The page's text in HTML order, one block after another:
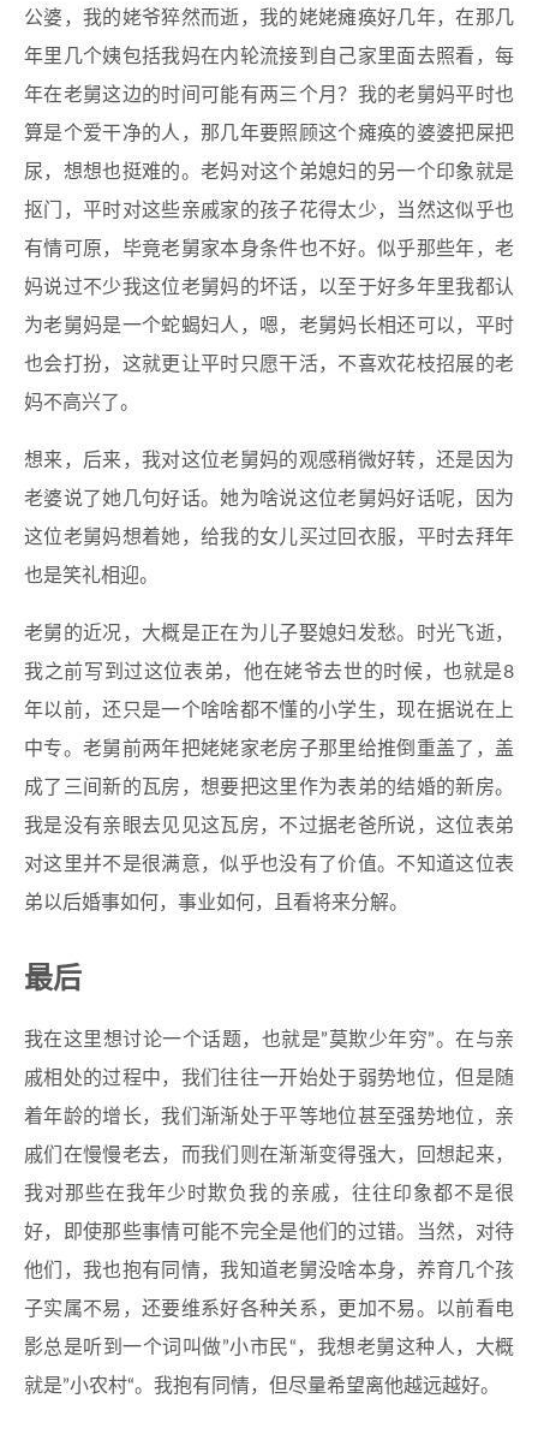
公婆，我的姥爷猝然而逝，我的姥姥瘫痪好几年，在那几
年里几个姨包括我妈在内轮流接到自己家里面去照看，每
年在老舅这边的时间可能有两三个月？我的老舅妈平时也
算是个爱干净的人，那几年要照顾这个瘫痪的婆婆把屎把
尿，想想也挺难的。老妈对这个弟媳妇的另一个印象就是
抠门，平时对这些亲戚家的孩子花得太少，当然这似乎也
有情可原，毕竟老舅家本身条件也不好。似乎那些年，老
妈说过不少我这位老舅妈的坏话，以至于好多年里我都认
为老舅妈是一个蛇蝎妇人，嗯，老舅妈长相还可以，平时
也会打扮，这就更让平时只愿干活，不喜欢花枝招展的老
妈不高兴了。
想来，后来，我对这位老舅妈的观感稍微好转，还是因为
老婆说了她几句好话。她为啥说这位老舅妈好话呢，因为
这位老舅妈想着她，给我的女儿买过回衣服，平时去拜年
也是笑礼相迎。
老舅的近况，大概是正在为儿子娶媳妇发愁。时光飞逝，
我之前写到过这位表弟，他在姥爷去世的时候，也就是8
年以前，还只是一个啥啥都不懂的小学生，现在据说在上
中专。老舅前两年把姥姥家老房子那里给推倒重盖了，盖
成了三间新的瓦房，想要把这里作为表弟的结婚的新房。
我是没有亲眼去见见这瓦房，不过据老爸所说，这位表弟
对这里并不是很满意，似乎也没有了价值。不知道这位表
弟以后婚事如何，事业如何，且看将来分解。
最后
我在这里想讨论一个话题，也就是”莫欺少年穷”。在与亲
戚相处的过程中，我们往往一开始处于弱势地位，但是随
着年龄的增长，我们渐渐处于平等地位甚至强势地位，亲
戚们在慢慢老去，而我们则在渐渐变得强大，回想起来，
我对那些在我年少时欺负我的亲戚，往往印象都不是很
好，即使那些事情可能不完全是他们的过错。当然，对待
他们，我也抱有同情，我知道老舅没啥本身，养育几个孩
子实属不易，还要维系好各种关系，更加不易。以前看电
影总是听到一个词叫做”小市民“，我想老舅这种人，大概
就是”小农村“。我抱有同情，但尽量希望离他越远越好。